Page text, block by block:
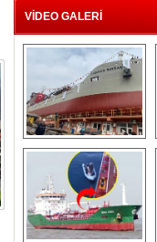
VİDEO GALERİ
Çeksan Tersanesi,
Başaran Bayrak
tankerini suya
indirdi